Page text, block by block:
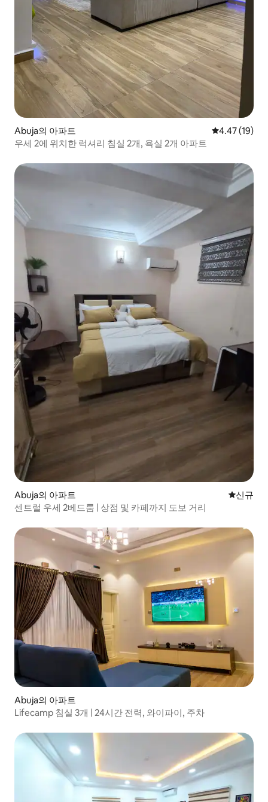
Abuja의 아파트 평점 4.47점
4.47 (19)
우세 2에 위치한 럭셔리 침실 2개, 욕실 2개 아파트
Abuja의 아파트 신규 숙소
신규
센트럴 우세 2베드룸 | 상점 및 카페까지 도보 거리
Abuja의 아파트
Lifecamp 침실 3개 | 24시간 전력, 와이파이, 주차